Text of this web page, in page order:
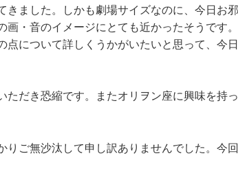
きました。しかも劇場サイズなのに、今日お
画・音のイメージにとても近かったそうです
点について詳しくうかがいたいと思って、今
だき恐縮です。またオリヲン座に興味を持
ご無沙汰して申し訳ありませんでした。今